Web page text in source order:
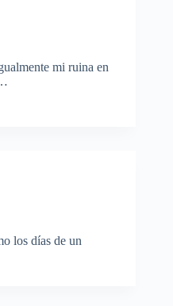
mi ruina en
los días de un